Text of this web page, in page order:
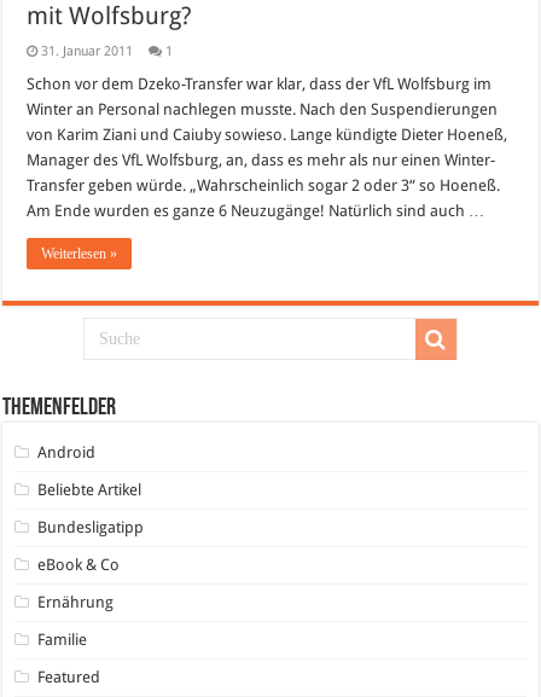
mit Wolfsburg?
31. Januar 2011 1
Schon vor dem Dzeko-Transfer war klar, dass der VfL Wolfsburg im
Winter an Personal nachlegen musste. Nach den Suspendierungen
von Karim Ziani und Caiuby sowieso. Lange kündigte Dieter Hoeneß,
Manager des VfL Wolfsburg, an, dass es mehr als nur einen Winter-
Transfer geben würde. „Wahrscheinlich sogar 2 oder 3“ so Hoeneß.
Am Ende wurden es ganze 6 Neuzugänge! Natürlich sind auch …
Weiterlesen »
Themenfelder
Android
Beliebte Artikel
Bundesligatipp
eBook & Co
Ernährung
Familie
Featured